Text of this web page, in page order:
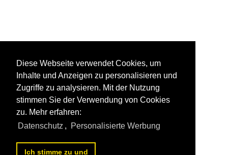
Diese Webseite verwendet Cookies, um
Inhalte und Anzeigen zu personalisieren und
Zugriffe zu analysieren. Mit der Nutzung
stimmen Sie der Verwendung von Cookies
zu. Mehr erfahren:
Datenschutz , Personalisierte Werbung
Ich stimme zu und